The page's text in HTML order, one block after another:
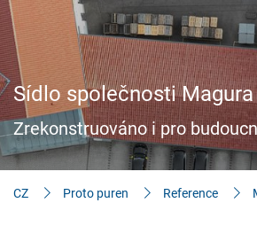
Nejnovější zprávy
Stavitelé & znalosti
Ke stažení
Sídlo společnosti
Zrekonstruováno i pro
CZ Proto puren Reference